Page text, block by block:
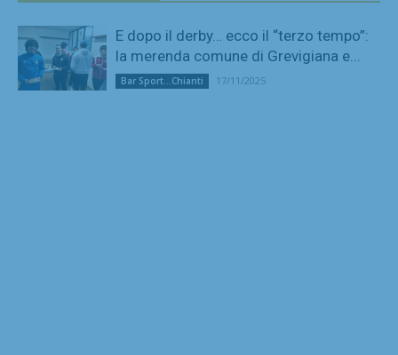
E dopo il derby… ecco il “terzo tempo”:
la merenda comune di Grevigiana e...
Bar Sport...Chianti 17/11/2025